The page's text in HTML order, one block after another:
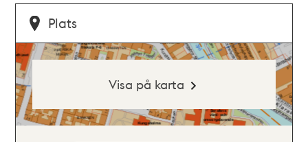
Plats
Visa på karta